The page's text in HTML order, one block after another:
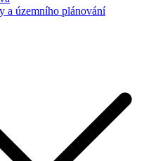
a územního plánování